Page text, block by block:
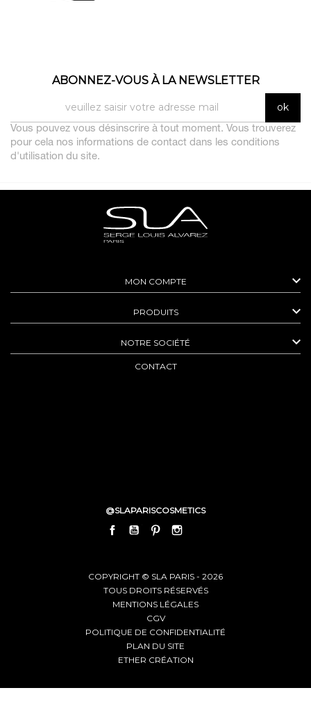
ABONNEZ-VOUS À LA NEWSLETTER
Vous pouvez vous désinscrire à tout moment. Vous trouverez
pour cela nos informations de contact dans les conditions
d'utilisation du site.
MON COMPTE 
PRODUITS 
NOTRE SOCIÉTÉ 
CONTACT
@SLAPARISCOSMETICS
FACEBOOKYOUTUBEPINTEREST
COPYRIGHT © SLA PARIS - 2026
TOUS DROITS RÉSERVÉS
MENTIONS LÉGALES
CGV
POLITIQUE DE CONFIDENTIALITÉ
PLAN DU SITE
ETHER CRÉATION